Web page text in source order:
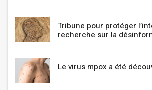
Tribune pour protéger
recherche sur la
Le virus mpox a été